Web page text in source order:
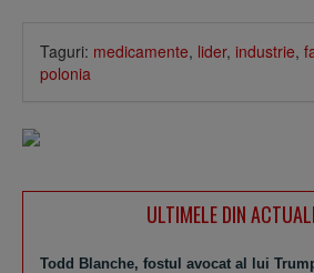
Taguri: medicamente, lider, industrie,
polonia
ULTIMELE DIN
Todd Blanche, fostul avocat al lui